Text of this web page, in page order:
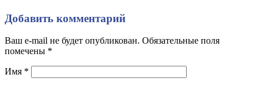
Добавить комментарий
Ваш e-mail не будет опубликован. Обязательные поля
помечены *
Имя *